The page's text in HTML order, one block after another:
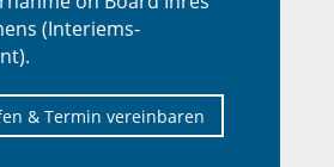
(Interiems-
& Termin vereinbaren